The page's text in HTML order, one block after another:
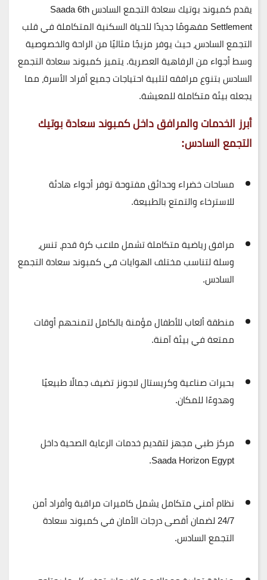
يقدم كمبوند بوتيك سعادة التجمع السادسSaada 6th
Settlement مفهومًا جديدًا للحياة السكنية المتكاملة في قلب
التجمع السادس، حيث يوفر مزيجًا مثاليًا من الراحة والخصوصية
وسط أجواء من الرفاهية العصرية. يتميز كمبوند سعادة التجمع
السادس بتنوع مرافقه لتلبية احتياجات جميع أفراد الأسرة، مما
يجعله بيئة متكاملة للمعيشة.
أبرز الخدمات والمرافق داخل كمبوند سعادة بوتيك
التجمع السادس:
مساحات خضراء وحدائق مفتوحةتوفر أجواء هادئة
للاسترخاء والتمتع بالطبيعة.
مرافق رياضية متكاملةتشمل ملاعب كرة قدم، تنس،
وسلة لتناسب مختلف الهوايات في كمبوند سعادة التجمع
السادس.
منطقة ألعاب للأطفالمؤمنة بالكامل لتمنحهم أوقات
ممتعة في بيئة آمنة.
بحيرات صناعية وكريستال لاجونز تضيف جمالًا طبيعيًا
وهدوءًا للمكان.
مركز طبي مجهز لتقديم خدمات الرعاية الصحية داخل
Saada Horizon Egypt.
نظام أمني متكامليشمل كاميرات مراقبة وأفراد أمن
24/7 لضمان أقصى درجات الأمان في كمبوند سعادة
التجمع السادس.